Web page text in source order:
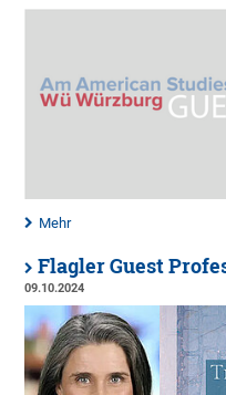
Mehr
Flagler Guest
09.10.2024